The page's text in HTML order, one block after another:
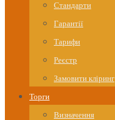
Стандарти
Гарантії
Тарифи
Реєстр
Замовити кліринг
Торги
Визначення